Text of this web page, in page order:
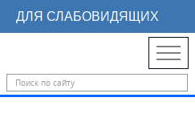
ДЛЯ СЛАБОВИДЯЩИХ